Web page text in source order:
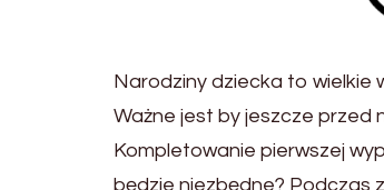
Narodziny dziecka to wielkie
Ważne jest by jeszcze przed
Kompletowanie pierwszej
będzie niezbędne? Podczas